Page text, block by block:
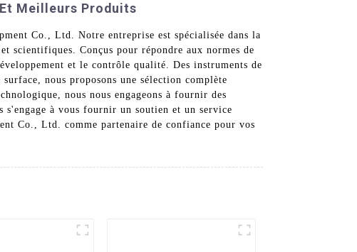
Meilleurs Produits
Co., Ltd. Notre entreprise est spécialisée dans la
scientifiques. Conçus pour répondre aux normes de
et le contrôle qualité. Des instruments de
nous proposons une sélection complète
nous nous engageons à fournir des
à vous fournir un soutien et un service
Co., Ltd. comme partenaire de confiance pour vos